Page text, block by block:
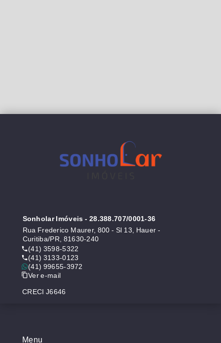
Menu
Sonholar Imóveis - 28.388.707/0001-36
Rua Frederico Maurer, 800 - Sl 13, Hauer -
Curitiba/PR, 81630-240
(41) 3598-5322
(41) 3133-0123
(41) 99655-3972
Ver e-mail
CRECI J6646